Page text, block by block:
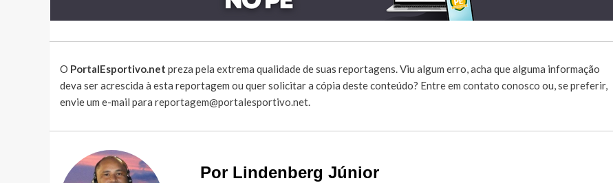
O PortalEsportivo.net preza pela extrema qualidade de suas reportagens. Viu algum erro, acha que alguma informação
deva ser acrescida à esta reportagem ou quer solicitar a cópia deste conteúdo? Entre em contato conosco ou, se preferir,
envie um e-mail para reportagem@portalesportivo.net.
Por Lindenberg Júnior